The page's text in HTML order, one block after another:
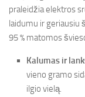
praleidžia elektros
laidumu ir geriausiu
95 % matomos
Kalumas ir
vieno gramo
ilgio vielą.